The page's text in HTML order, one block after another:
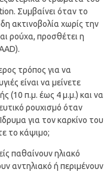
Συμβαίνει όταν το
ακτινοβολία χωρίς την
ρούχα, προσθέτει η
τρόπος για να
είναι να μείνετε
(10 π.μ. έως 4 μ.μ.) και να
ρουχισμό όταν
για τον καρκίνο του
το κάψιμο;
παθαίνουν ηλιακό
αντηλιακό ή περιμένουν